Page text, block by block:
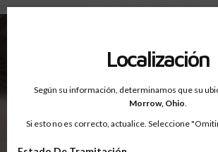
Condado De Morrow, Ohio — Clases Para Padres
OnlineParentingPrograms.com
Condado De Morrow,
Tribunal de Apelaciones del
Localización
Según su información, determinamos que su
Morrow, Ohio.
Si esto no es correcto, actualice. Seleccione